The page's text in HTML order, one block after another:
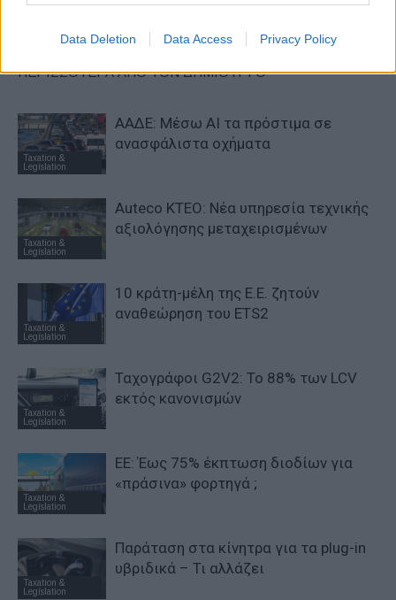
Data Deletion Data Access Privacy Policy
ΠΑΡΟΜΟΙΑ ΑΡΘΡΑ
ΠΕΡΙΣΣΟΤΕΡΑ ΑΠΟ ΤΟΝ ΔΗΜΙΟΥΡΓΟ
Taxation &
Legislation
ΑΑΔΕ: Μέσω ΑΙ τα πρόστιμα σε
ανασφάλιστα οχήματα
Taxation &
Legislation
Auteco KTEO: Νέα υπηρεσία τεχνικής
αξιολόγησης μεταχειρισμένων
Taxation &
Legislation
10 κράτη-μέλη της Ε.Ε. ζητούν
αναθεώρηση του ETS2
Taxation &
Legislation
Ταχογράφοι G2V2: Το 88% των LCV
εκτός κανονισμών
Taxation &
Legislation
ΕΕ: Έως 75% έκπτωση διοδίων για
«πράσινα» φορτηγά ;
Taxation &
Legislation
Παράταση στα κίνητρα για τα plug-in
υβριδικά – Τι αλλάζει